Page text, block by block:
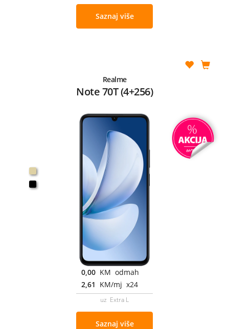
Saznaj više
Realme
Note 70T (4+256)
0,00 KM odmah
2,61 KM/mj x24
uz Extra L
Saznaj više